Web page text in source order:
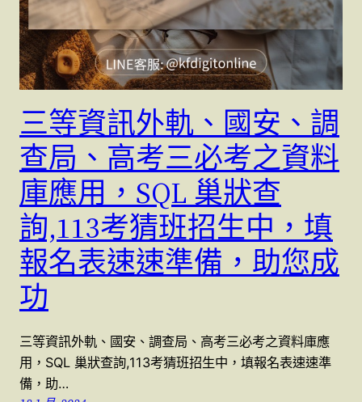
三等資訊外軌、國安、調
查局、高考三必考之資料
庫應用，SQL 巢狀查
詢,113考猜班招生中，填
報名表速速準備，助您成
功
三等資訊外軌、國安、調查局、高考三必考之資料庫應
用，SQL 巢狀查詢,113考猜班招生中，填報名表速速準
備，助…